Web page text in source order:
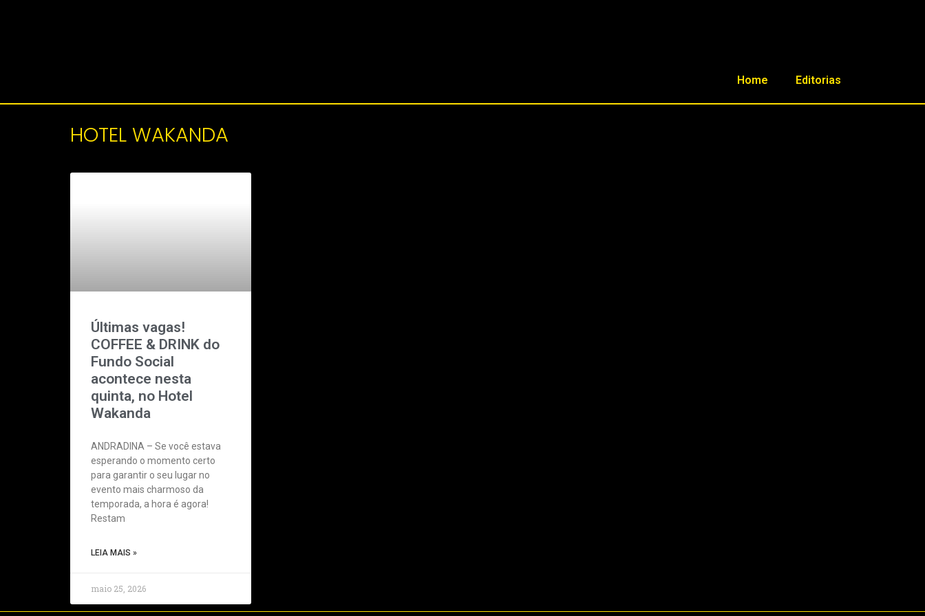
Home Editorias
HOTEL WAKANDA
Últimas vagas!
COFFEE & DRINK do
Fundo Social
acontece nesta
quinta, no Hotel
Wakanda
ANDRADINA – Se você estava
esperando o momento certo
para garantir o seu lugar no
evento mais charmoso da
temporada, a hora é agora!
Restam
LEIA MAIS »
maio 25, 2026